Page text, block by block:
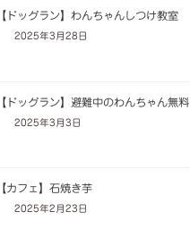
【ドッグラン】わんちゃんしつけ教室
2025年3月28日
【ドッグラン】避難中のわんちゃん無料
2025年3月3日
【カフェ】石焼き芋
2025年2月23日